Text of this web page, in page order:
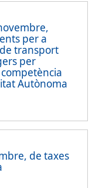
per a
transport
per
Autònoma
de taxes